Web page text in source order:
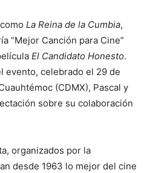
La Reina de la Cumbia,
“Mejor Canción para Cine”
El Candidato Honesto.
evento, celebrado el 29 de
(CDMX), Pascal y
sobre su colaboración
organizados por la
desde 1963 lo mejor del cine